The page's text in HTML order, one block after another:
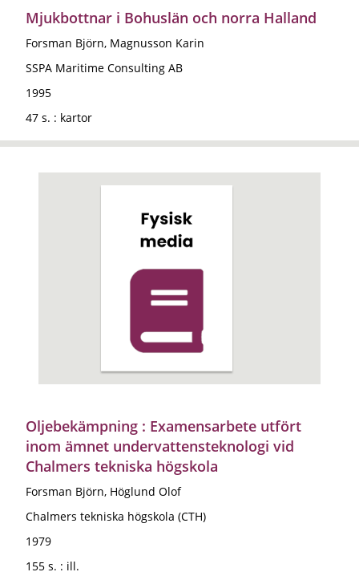
Mjukbottnar i Bohuslän och norra Halland
Forsman Björn, Magnusson Karin
SSPA Maritime Consulting AB
1995
47 s. : kartor
Oljebekämpning : Examensarbete utfört
inom ämnet undervattensteknologi vid
Chalmers tekniska högskola
Forsman Björn, Höglund Olof
Chalmers tekniska högskola (CTH)
1979
155 s. : ill.